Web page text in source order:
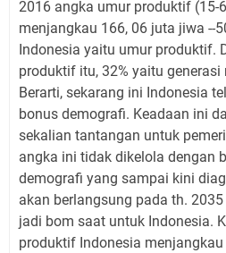
2016 angka umur produktif (15-
menjangkau 166, 06 juta jiwa --
Indonesia yaitu umur produktif.
produktif itu, 32% yaitu
Berarti, sekarang ini Indonesia
bonus demografi. Keadaan ini
sekalian tantangan untuk
angka ini tidak dikelola dengan
demografi yang sampai kini
akan berlangsung pada th.
jadi bom saat untuk Indonesia.
produktif Indonesia